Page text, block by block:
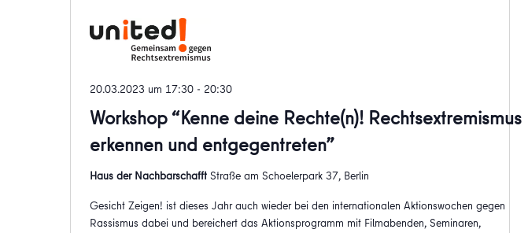
Workshop “Kenne deine Rechte(n)! Rechtsextremismus
erkennen und entgegentreten”
20.03.2023 um 17:30 - 20:30
Haus der Nachbarschafft Straße am Schoelerpark 37, Berlin
Gesicht Zeigen! ist dieses Jahr auch wieder bei den internationalen Aktionswochen gegen
Rassismus dabei und bereichert das Aktionsprogramm mit Filmabenden, Seminaren,